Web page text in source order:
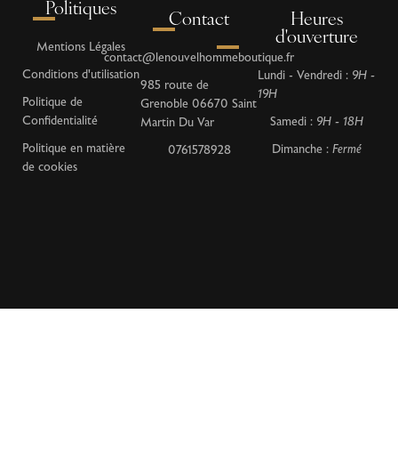
Politiques
Mentions Légales
Conditions d'utilisation
Politique de
Confidentialité
Politique en matière
de cookies
Contact
contact@lenouvelhommeboutique.fr
985 route de
Grenoble 06670 Saint
Martin Du Var
0761578928
Heures
d'ouverture
Lundi - Vendredi : 9H -
19H
Samedi : 9H - 18H
Dimanche :Fermé